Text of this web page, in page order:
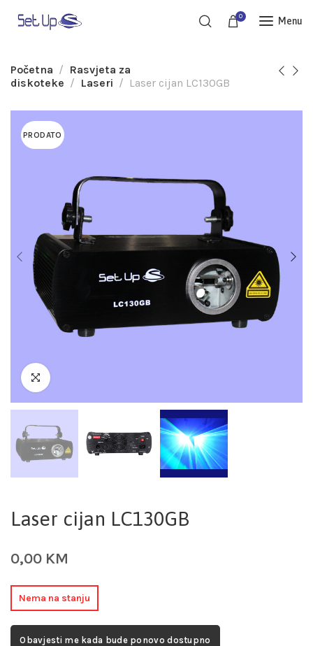
0 Menu
Početna
Rasvjeta za
diskoteke
Laseri Laser cijan LC130GB
PRODATO
Laser cijan LC130GB
0,00 KM
Nema na stanju
Obavjesti me kada bude ponovo dostupno